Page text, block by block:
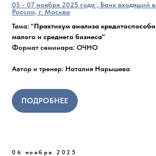
05 - 07 ноября 2025 года , Банк входящий
России, г. Москва
Тема: "Практикум анализа
малого и среднего бизнеса"
Формат семинара: ОЧНО
Автор и тренер: Наталия Нарышева
ПОДРОБНЕЕ
06 ноября 2025